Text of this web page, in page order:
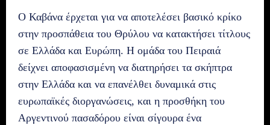
Ο Καβάνα έρχεται για να αποτελέσει βασικό κρίκο
στην προσπάθεια του Θρύλου να κατακτήσει τίτλους
σε Ελλάδα και Ευρώπη. Η ομάδα του Πειραιά
δείχνει αποφασισμένη να διατηρήσει τα σκήπτρα
στην Ελλάδα και να επανέλθει δυναμικά στις
ευρωπαϊκές διοργανώσεις, και η προσθήκη του
Αργεντινού πασαδόρου είναι σίγουρα ένα